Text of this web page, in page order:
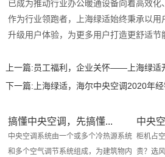
已成为推动行业办公暖通设备向着高效化
作为行业领跑者，上海绿适始终秉承以
升级用户体验，为更多用户打造更舒适节
上一篇:员工福利，企业关怀——上海绿适
下一篇: 上海绿适，海尔中央空调2020年
搞懂中央空调，先搞懂...
中央空调系统由一个或多个冷热源系统
和多个空气调节系统组成，为建筑物内
中央
柜机占
贵？选